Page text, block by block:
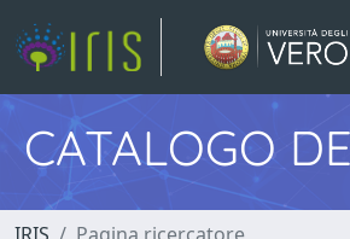
CATALOGO